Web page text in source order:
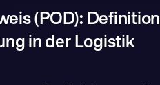
(POD): Definition
in der Logistik